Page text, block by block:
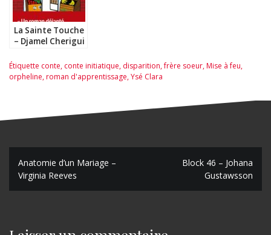
La Sainte Touche
– Djamel Cherigui
Étiquette conte, conte initiatique, disparition,frère soeur,Mise à feu,
orpheline,roman d'apprentissage,Ysé Clara
N
a
i
Anatomie d’un Mariage –
Virginia Reeves
Block 46 – Johana
Gustawsson